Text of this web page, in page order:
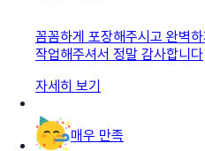
꼼꼼하게 포장해주시고 완벽
작업해주셔서 정말 감사합니다
자세히 보기
매우 만족